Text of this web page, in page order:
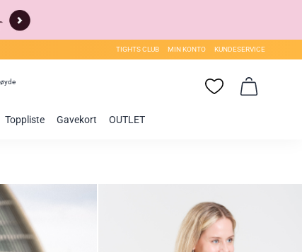
TIGHTS CLUB MIN KONTO KUNDESERVICE
Toppliste Gavekort OUTLET